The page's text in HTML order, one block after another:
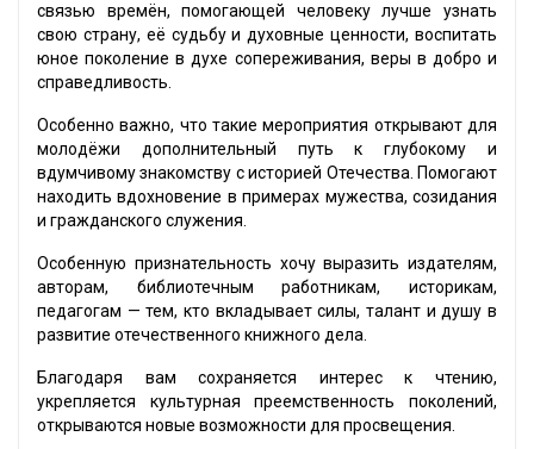
связью времён, помогающей человеку лучше узнать
свою страну, её судьбу и духовные ценности, воспитать
юное поколение в духе сопереживания, веры в добро и
справедливость.
Особенно важно, что такие мероприятия открывают для
молодёжи дополнительный путь к глубокому и
вдумчивому знакомству с историей Отечества. Помогают
находить вдохновение в примерах мужества, созидания
и гражданского служения.
Особенную признательность хочу выразить издателям,
авторам, библиотечным работникам, историкам,
педагогам — тем, кто вкладывает силы, талант и душу в
развитие отечественного книжного дела.
Благодаря вам сохраняется интерес к чтению,
укрепляется культурная преемственность поколений,
открываются новые возможности для просвещения.